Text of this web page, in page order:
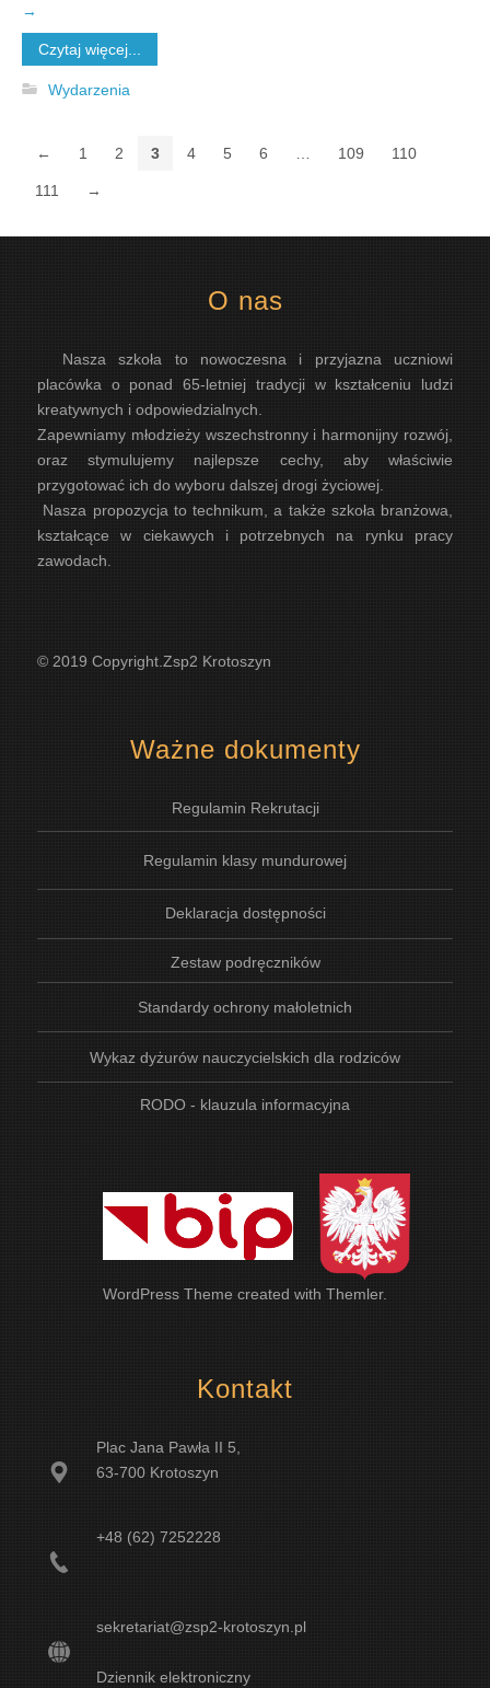
→
Czytaj więcej...
Wydarzenia
← 1 2 3 4 5 6 109 110
111 →
O nas
Nasza szkoła to nowoczesna i przyjazna uczniowi
placówka o ponad 65-letniej tradycji w kształceniu ludzi
kreatywnych i odpowiedzialnych.
Zapewniamy młodzieży wszechstronny i harmonijny rozwój,
oraz stymulujemy najlepsze cechy, aby właściwie
przygotować ich do wyboru dalszej drogi życiowej.
Nasza propozycja to technikum, a także szkoła branżowa,
kształcące w ciekawych i potrzebnych na rynku pracy
zawodach.
© 2019 Copyright.Zsp2 Krotoszyn
Ważne dokumenty
Regulamin Rekrutacji
Regulamin klasy mundurowej
Deklaracja dostępności
Zestaw podręczników
Standardy ochrony małoletnich
Wykaz dyżurów nauczycielskich dla rodziców
RODO - klauzula informacyjna
WordPress Theme created with Themler.
Kontakt
Plac Jana Pawła II 5,
63-700 Krotoszyn
+48 (62) 7252228
sekretariat@zsp2-krotoszyn.pl
Dziennik elektroniczny